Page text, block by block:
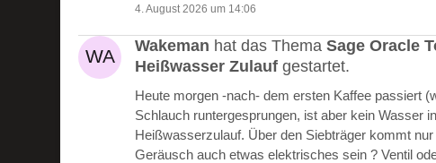
4. August 2026 um 14:06
Wakeman hat das ThemaSage Oracle
Heißwasser Zulauf gestartet.
Heute morgen -nach- dem ersten Kaffee passiert
Schlauch runtergesprungen, ist aber kein Wasser
Heißwasserzulauf. Über den Siebträger kommt
Geräusch auch etwas elektrisches sein ? Ventil